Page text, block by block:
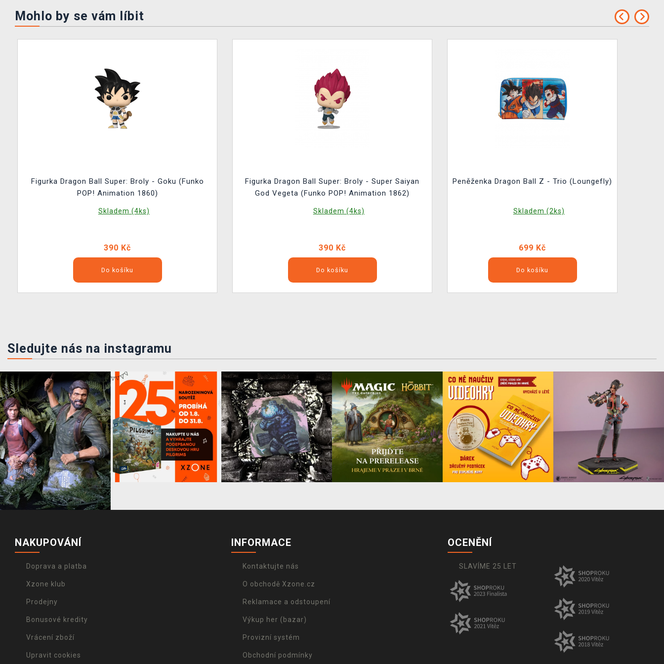
Mohlo by se vám líbit
Figurka Dragon Ball Super: Broly - Goku (Funko
POP! Animation 1860)
Skladem (4ks)
390 Kč
Do košíku
Figurka Dragon Ball Super: Broly - Super Saiyan
God Vegeta (Funko POP! Animation 1862)
Skladem (4ks)
390 Kč
Do košíku
Peněženka Dragon Ball Z - Trio (Loungefly)
Skladem (2ks)
699 Kč
Do košíku
Sledujte nás na instagramu
NAKUPOVÁNÍ
Doprava a platba
Xzone klub
Prodejny
Bonusové kredity
Vrácení zboží
Upravit cookies
INFORMACE
Kontaktujte nás
O obchodě Xzone.cz
Reklamace a odstoupení
Výkup her (bazar)
Provizní systém
Obchodní podmínky
OCENĚNÍ
SLAVÍME 25 LET